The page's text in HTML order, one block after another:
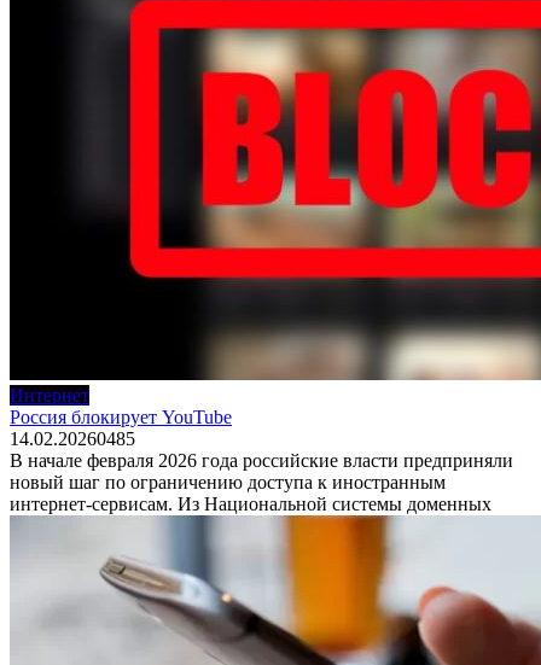
Интернет
Россия блокирует YouTube
14.02.20260485
В начале февраля 2026 года российские власти предприняли
новый шаг по ограничению доступа к иностранным
интернет-сервисам. Из Национальной системы доменных